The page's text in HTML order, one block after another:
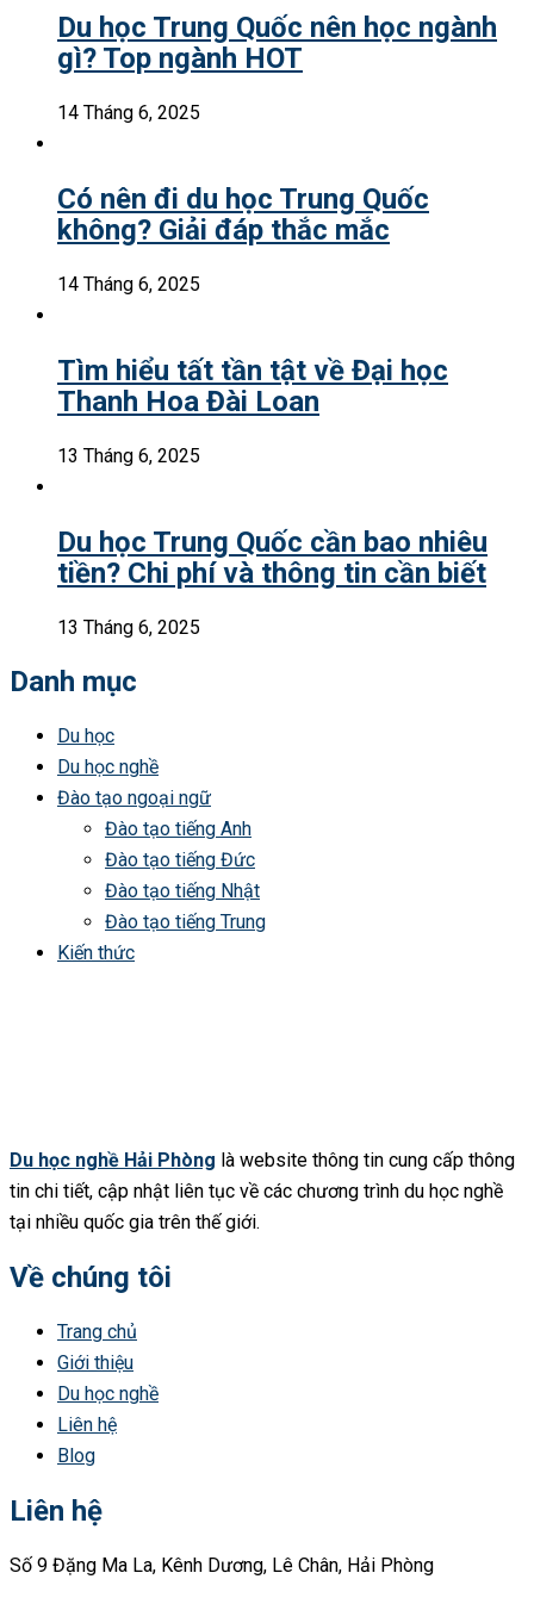
Du học Trung Quốc nên học ngành
gì? Top ngành HOT
14 Tháng 6, 2025
Có nên đi du học Trung Quốc
không? Giải đáp thắc mắc
14 Tháng 6, 2025
Tìm hiểu tất tần tật về Đại học
Thanh Hoa Đài Loan
13 Tháng 6, 2025
Du học Trung Quốc cần bao nhiêu
tiền? Chi phí và thông tin cần biết
13 Tháng 6, 2025
Danh mục
Du học
Du học nghề
Đào tạo ngoại ngữ
Đào tạo tiếng Anh
Đào tạo tiếng Đức
Đào tạo tiếng Nhật
Đào tạo tiếng Trung
Kiến thức
Du học nghề Hải Phòng là website thông tin cung cấp thông
tin chi tiết, cập nhật liên tục về các chương trình du học nghề
tại nhiều quốc gia trên thế giới.
Về chúng tôi
Trang chủ
Giới thiệu
Du học nghề
Liên hệ
Blog
Liên hệ
Số 9 Đặng Ma La, Kênh Dương, Lê Chân, Hải Phòng